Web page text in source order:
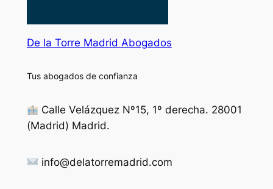
De la Torre Madrid Abogados
Tus abogados de confianza
Calle Velázquez Nº15, 1º derecha. 28001
(Madrid) Madrid.
info@delatorremadrid.com